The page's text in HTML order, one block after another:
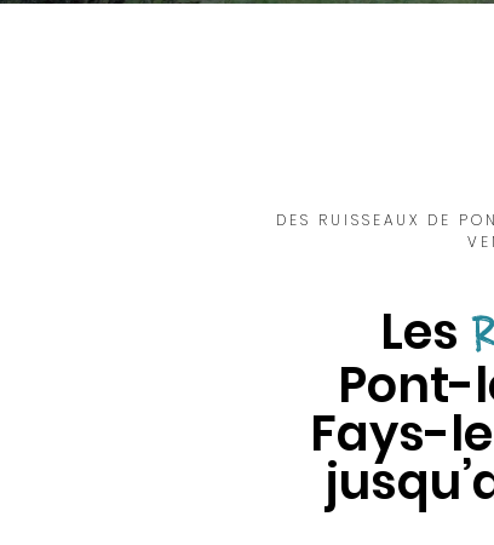
DES RUISSEAUX DE
Les
Pont-
Fays-